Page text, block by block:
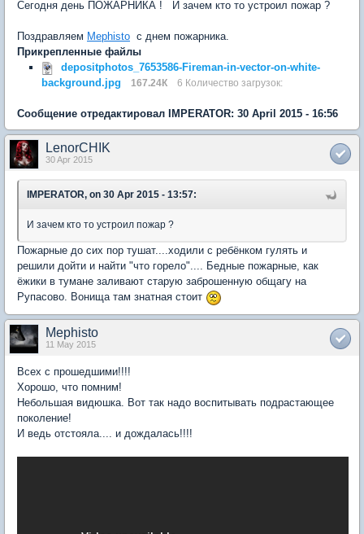
Сегодня день ПОЖАРНИКА ! И зачем кто то устроил пожар ?
Поздравляем Mephisto с днем пожарника.
Прикрепленные файлы
depositphotos_7653586-Fireman-in-vector-on-white-
background.jpg
167.24К 6 Количество загрузок:
Сообщение отредактировал IMPERATOR: 30 April 2015 - 16:56
LenorCHIK
30 Apr 2015
IMPERATOR, on 30 Apr 2015 - 13:57:
И зачем кто то устроил пожар ?
Пожарные до сих пор тушат....ходили с ребёнком гулять и
решили дойти и найти "что горело".... Бедные пожарные, как
ёжики в тумане заливают старую заброшенную общагу на
Рупасово. Вонища там знатная стоит
Mephisto
11 May 2015
Всех с прошедшими!!!!
Хорошо, что помним!
Небольшая видюшка. Вот так надо воспитывать подрастающее
поколение!
И ведь отстояла.... и дождалась!!!!